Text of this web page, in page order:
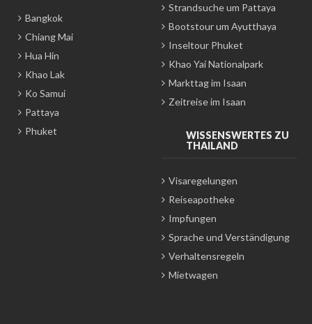
Bangkok
Chiang Mai
Hua Hin
Khao Lak
Ko Samui
Pattaya
Phuket
Strandsuche um Pattaya
Bootstour um Ayutthaya
Inseltour Phuket
Khao Yai Nationalpark
Markttag im Isaan
Zeitreise im Isaan
WISSENSWERTES ZU
THAILAND
Visaregelungen
Reiseapotheke
Impfungen
Sprache und Verständigung
Verhaltensregeln
Mietwagen